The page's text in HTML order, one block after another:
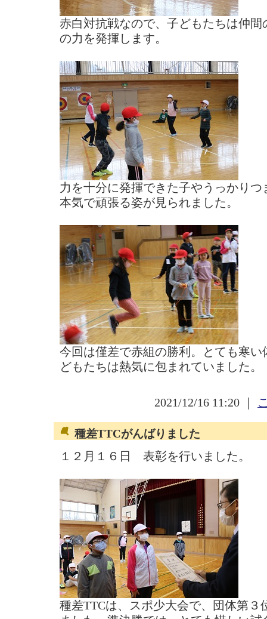
赤白対抗戦なので、子どもたちは仲
の力を発揮します。
力を十分に発揮できた子やうっかり
本気で頑張る姿が見られました。
今回は僅差で赤組の勝利。とても寒
どもたちは熱気に包まれていました。
2021/12/16 11:20 ｜
種差TTCがんばりました
１２月１６日 表彰を行いました。
種差TTCは、スポ少大会で、団体第３